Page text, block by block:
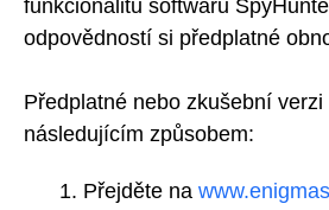
funkcionalitu softwaru
odpovědností si předplatné
Předplatné nebo zkušební
následujícím způsobem:
Přejděte na